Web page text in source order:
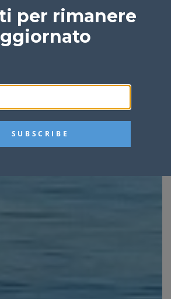
per rimanere